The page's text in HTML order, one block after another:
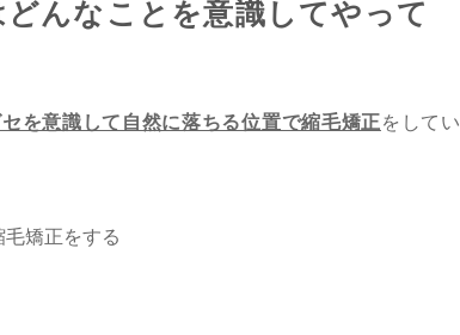
んなことを意識してやって
を意識して自然に落ちる位置で縮毛矯正をしてい
矯正をする